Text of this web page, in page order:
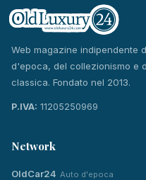
Web magazine indipendente
d'epoca, del collezionismo e
classica. Fondato nel 2013.
P.IVA: 11205250969
Network
OldCar24 Auto d'epoca